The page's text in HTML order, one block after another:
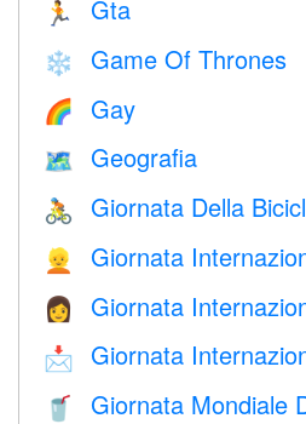
🏃 Gta
❄️ Game Of Thrones
🌈 Gay
🗺 Geografia
🚴 Giornata Della
👱 Giornata
👩 Giornata
📩 Giornata
🥤
Giornata Mondiale